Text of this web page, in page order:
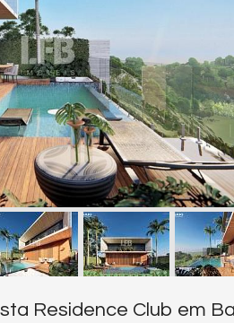
Residence Club em